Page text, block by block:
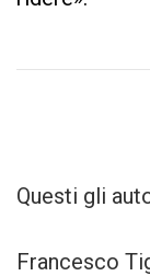
Questi gli
Francesco